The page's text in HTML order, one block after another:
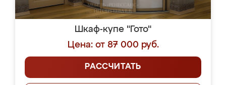
Шкаф-купе "Гото"
Цена: от 87 000 руб.
РАССЧИТАТЬ